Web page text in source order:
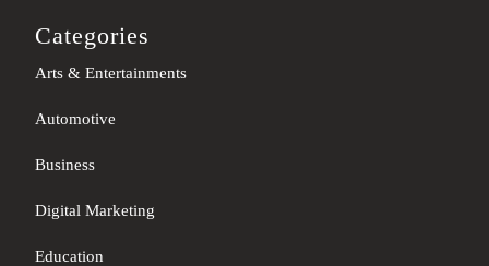
Categories
Arts & Entertainments
Automotive
Business
Digital Marketing
Education